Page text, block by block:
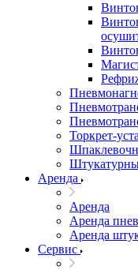
Торкрет-
Аренда
Аренда
Аренда
Аренда
Сервис